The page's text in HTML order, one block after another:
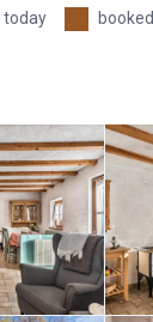
today booked